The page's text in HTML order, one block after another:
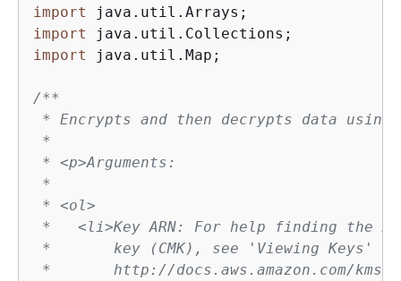
import
import
import
java.util.Map;
/**
* Encrypts and then decrypts data using
*
* <p>Arguments:
*
* <ol>
*   <li>Key ARN: For help finding the
*       key (CMK), see 'Viewing Keys' at
*       http://docs.aws.amazon.com/kms/